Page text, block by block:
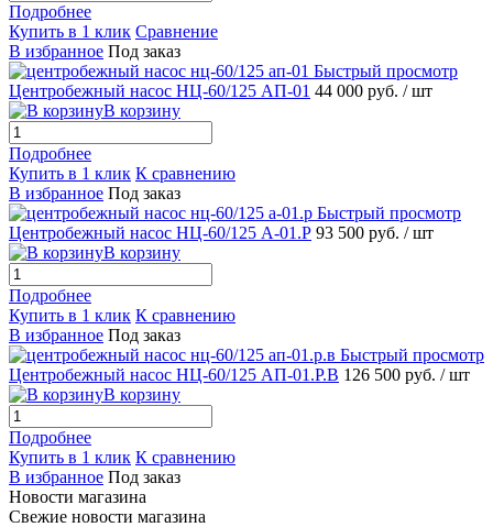
Подробнее
Купить в 1 клик Сравнение
В избранное Под заказ
Быстрый просмотр
Центробежный насос НЦ-60/125 АП-01 44 000 руб. / шт
В корзину
Подробнее
Купить в 1 клик К сравнению
В избранное Под заказ
Быстрый просмотр
Центробежный насос НЦ-60/125 А-01.Р 93 500 руб. / шт
В корзину
Подробнее
Купить в 1 клик К сравнению
В избранное Под заказ
Быстрый просмотр
Центробежный насос НЦ-60/125 АП-01.Р.В 126 500 руб. / шт
В корзину
Подробнее
Купить в 1 клик К сравнению
В избранное Под заказ
Новости магазина
Свежие новости магазина